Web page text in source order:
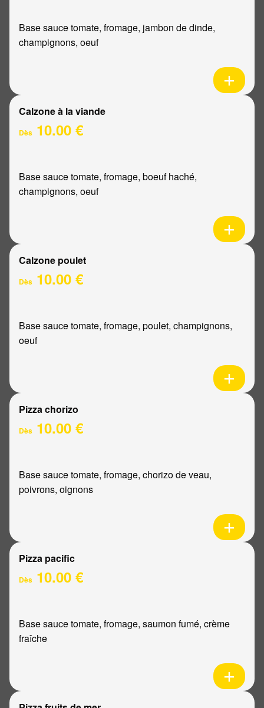
Base sauce tomate, fromage, jambon de dinde,
champignons, oeuf
Calzone à la viande
Dès 10.00 €
Base sauce tomate, fromage, boeuf haché,
champignons, oeuf
Calzone poulet
Dès 10.00 €
Base sauce tomate, fromage, poulet, champignons,
oeuf
Pizza chorizo
Dès 10.00 €
Base sauce tomate, fromage, chorizo de veau,
poivrons, oignons
Pizza pacific
Dès 10.00 €
Base sauce tomate, fromage, saumon fumé, crème
fraîche